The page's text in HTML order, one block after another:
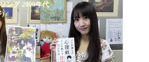
ング 2000年代
)